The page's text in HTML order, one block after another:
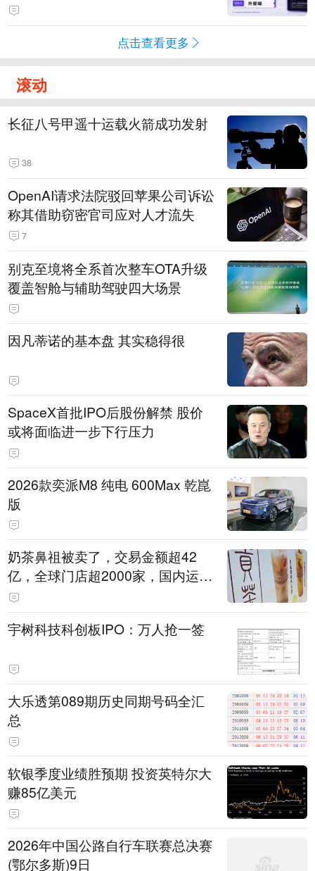
点击查看更多
滚动
长征八号甲遥十运载火箭成功发射
38
OpenAI请求法院驳回苹果公司诉讼
称其借助窃密官司应对人才流失
7
别克至境将全系首次整车OTA升级
覆盖智舱与辅助驾驶四大场景
因凡蒂诺的基本盘 其实稳得很
SpaceX首批IPO后股份解禁 股价
或将面临进一步下行压力
2026款奕派M8 纯电 600Max 乾崑
版
奶茶鼻祖被卖了，交易金额超42
亿，全球门店超2000家，国内运营
公司已注销
宇树科技科创板IPO：万人抢一签
大乐透第089期历史同期号码全汇
总
软银季度业绩胜预期 投资英特尔大
赚85亿美元
2026年中国公路自行车联赛总决赛
(鄂尔多斯)9日